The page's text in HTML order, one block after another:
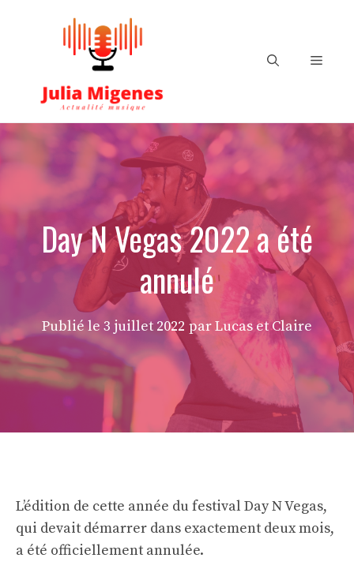
Menu
Day N Vegas 2022 a été
annulé
Publié le 3 juillet 2022 par Lucas et Claire
L’édition de cette année du festival Day N Vegas,
qui devait démarrer dans exactement deux mois,
a été officiellement annulée.